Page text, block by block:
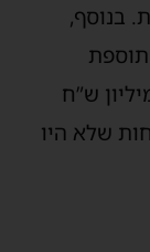
בנוסף,
תוספת
משמעותית בסך של כ-100 מיליון ש”ח
שלא היו